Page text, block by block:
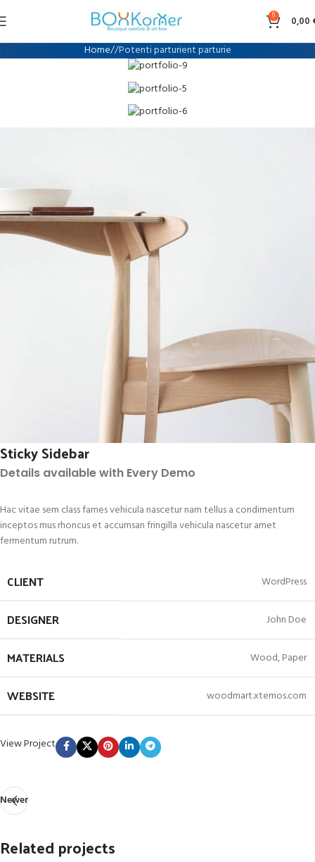
0 0,00
Home Potenti parturient parturie
Sticky Sidebar
Details available with Every Demo
Hac vitae sem class fames vehicula nascetur nam tellus a condimentum
inceptos mus rhoncus et accumsan fringilla vehicula nascetur amet
fermentum rutrum.
CLIENT WordPress
DESIGNER John Doe
MATERIALS Wood, Paper
WEBSITE woodmart.xtemos.com
View Project
Newer
Related projects